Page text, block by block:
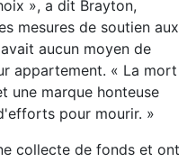
», a dit Brayton,
mesures de soutien aux
aucun moyen de
appartement. « La mort
une marque honteuse
pour mourir. »
collecte de fonds et ont